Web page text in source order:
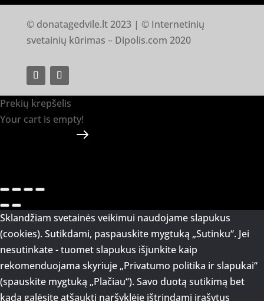
© donatagedvile.lt 2023 | © Internetinių
svetainių kūrimas – Dipolis.com 2020
Prekių krepšelis
Your cart is empty!
Sklandžiam svetainės veikimui naudojame slapukus
(cookies). Sutikdami, paspauskite mygtuką „Sutinku“. Jei
nesutinkate - tuomet slapukus išjunkite kaip
rekomenduojama skyriuje „Privatumo politika ir slapukai“
(spauskite mygtuką „Plačiau“). Savo duotą sutikimą bet
kada galėsite atšaukti naršyklėje ištrindami įrašytus